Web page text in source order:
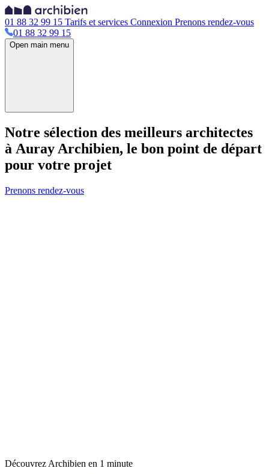
01 88 32 99 15 Tarifs et services Connexion Prenons rendez-vous
01 88 32 99 15
Open main menu
Notre sélection des meilleurs architectes
à Auray Archibien, le bon point de départ
pour votre projet
Prenons rendez-vous
Découvrez Archibien en 1 minute